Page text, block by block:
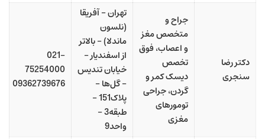
دکتر رضا
سنجری
جراح و
متخصص مغز
و اعصاب، فوق
تخصص
دیسک کمر و
گردن، جراحی
تومورهای
مغزی
تهران – آفریقا
(نلسون
ماندلا) – بالاتر
از اسفندیار –
خیابان تندیس
– گل‌ها –
پلاک151 –
طبقه3 –
واحد9
021-
75254000
09362739676